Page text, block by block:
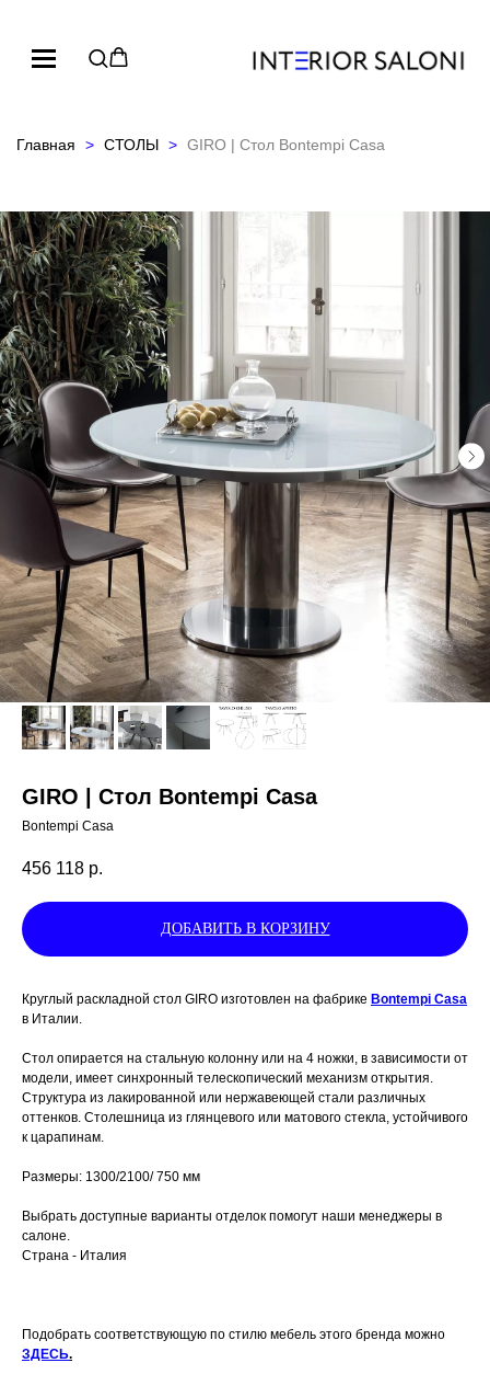
Главная СТОЛЫ GIRO | Стол Bontempi Casa
GIRO | Стол Bontempi Casa
Bontempi Casa
456 118 р.
ДОБАВИТЬ В КОРЗИНУ
Круглый раскладной стол GIRO изготовлен на фабрике Bontempi Casa
в Италии.
Стол опирается на стальную колонну или на 4 ножки, в зависимости от
модели, имеет синхронный телескопический механизм открытия.
Структура из лакированной или нержавеющей стали различных
оттенков. Столешница из глянцевого или матового стекла, устойчивого
к царапинам.
Размеры: 1300/2100/ 750 мм
Выбрать доступные варианты отделок помогут наши менеджеры в
салоне.
Страна - Италия
Подобрать соответствующую по стилю мебель этого бренда можно
ЗДЕСЬ.